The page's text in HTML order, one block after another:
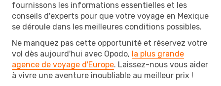
fournissons les informations essentielles et les
conseils d'experts pour que votre voyage en Mexique
se déroule dans les meilleures conditions possibles.
Ne manquez pas cette opportunité et réservez votre
vol dès aujourd'hui avec Opodo, la plus grande
agence de voyage d'Europe. Laissez-nous vous aider
à vivre une aventure inoubliable au meilleur prix !